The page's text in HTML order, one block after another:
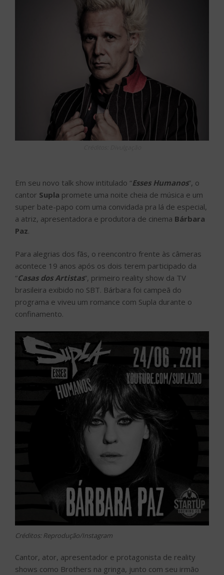
Em seu novo talk show intitulado “Esses Humanos”, o
cantor Supla promete uma noite cheia de música e um
super bate-papo com uma convidada pra lá de especial,
a atriz, apresentadora e produtora de cinema Bárbara
Paz.
Para alegrias dos fãs, o reencontro frente às câmeras
acontece 19 anos após os dois terem participado da
“Casas dos Artistas”, primeiro reality show da TV
brasileira exibido no SBT. Bárbara foi campeã do
programa e viveu um romance com Supla durante o
confinamento.
Créditos: Reprodução/Instagram
Cantor, ator, apresentador e protagonista de reality
shows como Brothers na gringa, junto com seu irmão